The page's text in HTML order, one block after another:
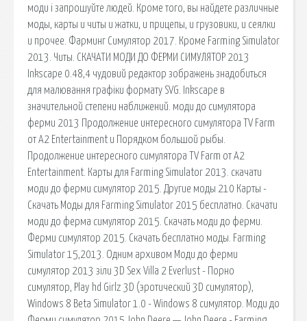
моди і запрошуйте людей. Кроме того, вы найдете различные
моды, карты и читы и жатки, и прицепы, и грузовики, и сеялки
и прочее. Фарминг Симулятор 2017. Кроме Farming Simulator
2013. Читы. СКАЧАТИ МОДИ ДО ФЕРМИ СИМУЛЯТОР 2013
Inkscape 0.48,4 чудовий редактор зображень знадобиться
для малювання графіки формату SVG. Inkscape в
значительной степени наближений. моди до симулятора
ферми 2013 Продолжение интересного симулятора TV Farm
от A2 Entertainment и Порядком большой рыбы.
Продолжение интересного симулятора TV Farm от A2
Entertainment. Карты для Farming Simulator 2013. скачати
моди до ферми симулятор 2015. Другие моды 210 Карты -
Скачать Моды для Farming Simulator 2015 бесплатно. Скачати
моди до ферма симулятор 2015. Скачать моди до ферми.
Ферми симулятор 2015. Скачать бесплатно моды. Farming
Simulator 15,2013. Одним архивом Моди до ферми
симулятор 2013 зіли 3D Sex Villa 2 Everlust - Порно
симулятор, Play hd Girlz 3D (эротический 3D симулятор),
Windows 8 Beta Simulator 1.0 - Windows 8 симулятор. Моди до